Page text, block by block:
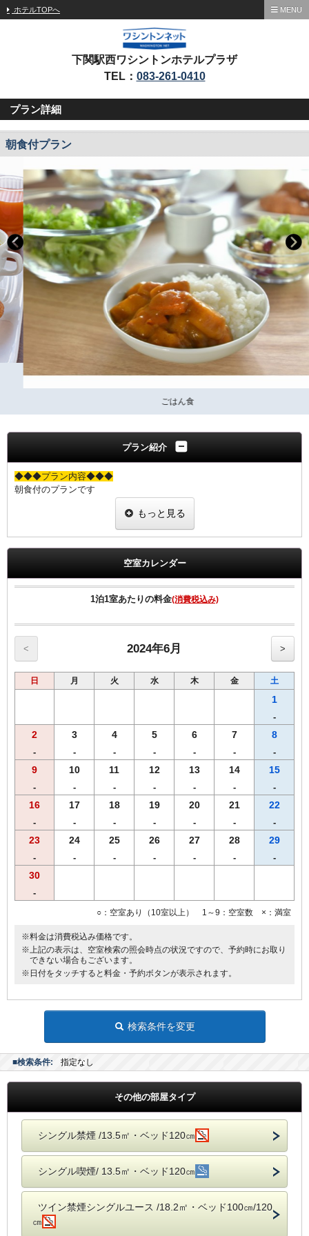
ホテルTOPへ MENU
下関駅西ワシントンホテルプラザ
TEL： 083-261-0410
プラン詳細
朝食付プラン
ごはん食
プラン紹介
◆◆◆プラン内容◆◆◆
朝食付のプランです
≪朝食メニュー≫2024年5月8日よりリニューアル
・自慢の焼きたてパン
・挽きたて香り豊かなコーヒー
・選べる３種類のスープ
・味付半熟ゆで玉子
・北海道で育ったゴロゴロ野菜カレー
・フレッシュサラダ
・オーガニックグラノーラ
【こだわり】 あつあつの焼きたてパンをお好きなだけお召し上がり
【営業時間】1階レストランにて6時30分から10時00分まで(ｵｰﾀﾞｰｽﾄｯ
ﾌﾟ9:30）
【Ｗi－Ｆi】全席でご利用いただけます。
●Wi-Fi・有線ＬＡＮ完備
●加湿空気清浄機完備
●枕元にUSBコンセント設置
●バゲージラック設置
●薄型液晶テレビ
●ズボンプレッサー
■館内にランドリーコーナー設置
もっと見る
空室カレンダー
1泊1室あたりの料金(消費税込み)
< 2024年6月 >
日 月 火 水 木 金 土
1
-
2
-
3
-
4
-
5
-
6
-
7
-
8
-
9
-
10
-
11
-
12
-
13
-
14
-
15
-
16
-
17
-
18
-
19
-
20
-
21
-
22
-
23
-
24
-
25
-
26
-
27
-
28
-
29
-
30
-
○：空室あり（10室以上） 1～9：空室数 ×：満室
※料金は消費税込み価格です。
※上記の表示は、空室検索の照会時点の状況ですので、予約時にお取り
できない場合もございます。
※日付をタッチすると料金・予約ボタンが表示されます。
検索条件を変更
■検索条件: 指定なし
その他の部屋タイプ
シングル禁煙 /13.5㎡・ベッド120㎝
シングル喫煙/ 13.5㎡・ベッド120㎝
ツイン禁煙シングルユース /18.2㎡・ベッド100㎝/120
㎝